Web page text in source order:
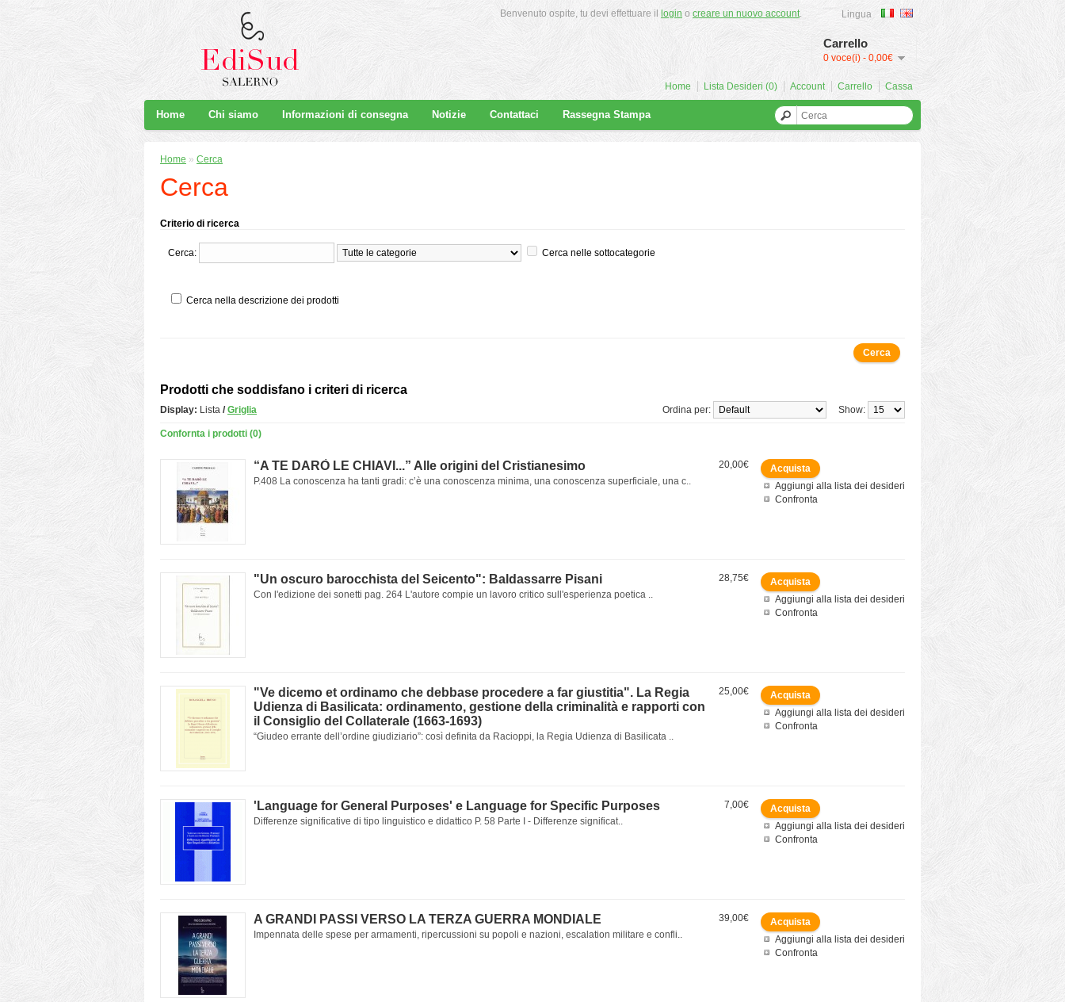
Lingua
Carrello
0 voce(i) - 0,00€
Benvenuto ospite, tu devi effettuare il login o creare un nuovo account.
Home Lista Desideri (0) Account Carrello Cassa
Home Chi siamo Informazioni di consegna Notizie Contattaci Rassegna Stampa
Home » Cerca
Cerca
Criterio di ricerca
Cerca: Cerca nelle sottocategorie
Cerca nella descrizione dei prodotti
Prodotti che soddisfano i criteri di ricerca
Display: Lista / Griglia Show:
Ordina per:
Confornta i prodotti (0)
Aggiungi alla lista dei desideri
Confronta
20,00€
“A TE DARÒ LE CHIAVI...” Alle origini del Cristianesimo
P.408 La conoscenza ha tanti gradi: c’è una conoscenza minima, una conoscenza superficiale, una c..
Aggiungi alla lista dei desideri
Confronta
28,75€
"Un oscuro barocchista del Seicento": Baldassarre Pisani
Con l'edizione dei sonetti pag. 264 L'autore compie un lavoro critico sull'esperienza poetica ..
Aggiungi alla lista dei desideri
Confronta
25,00€
"Ve dicemo et ordinamo che debbase procedere a far giustitia". La Regia
Udienza di Basilicata: ordinamento, gestione della criminalità e rapporti con
il Consiglio del Collaterale (1663-1693)
“Giudeo errante dell’ordine giudiziario”: così definita da Racioppi, la Regia Udienza di Basilicata ..
Aggiungi alla lista dei desideri
Confronta
7,00€
'Language for General Purposes' e Language for Specific Purposes
Differenze significative di tipo linguistico e didattico P. 58 Parte I - Differenze significat..
Aggiungi alla lista dei desideri
Confronta
39,00€
A GRANDI PASSI VERSO LA TERZA GUERRA MONDIALE
Impennata delle spese per armamenti, ripercussioni su popoli e nazioni, escalation militare e confli..